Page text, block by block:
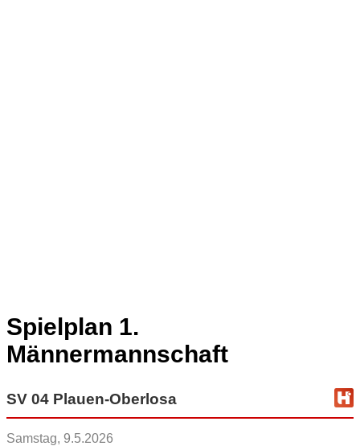
Spielplan 1.
Männermannschaft
SV 04 Plauen-Oberlosa
Samstag, 9.5.2026